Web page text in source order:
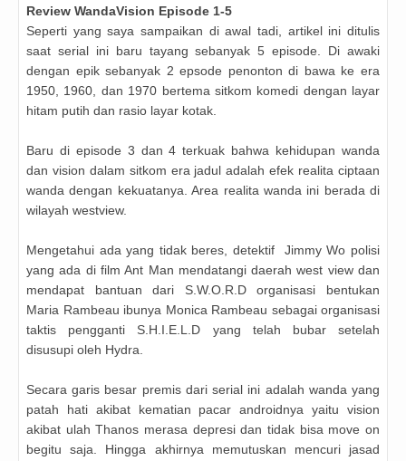
Review WandaVision Episode 1-5
Seperti yang saya sampaikan di awal tadi, artikel ini ditulis
saat serial ini baru tayang sebanyak 5 episode. Di awaki
dengan epik sebanyak 2 epsode penonton di bawa ke era
1950, 1960, dan 1970 bertema sitkom komedi dengan layar
hitam putih dan rasio layar kotak.
Baru di episode 3 dan 4 terkuak bahwa kehidupan wanda
dan vision dalam sitkom era jadul adalah efek realita ciptaan
wanda dengan kekuatanya. Area realita wanda ini berada di
wilayah westview.
Mengetahui ada yang tidak beres, detektif Jimmy Wo polisi
yang ada di film Ant Man mendatangi daerah west view dan
mendapat bantuan dari S.W.O.R.D organisasi bentukan
Maria Rambeau ibunya Monica Rambeau sebagai organisasi
taktis pengganti S.H.I.E.L.D yang telah bubar setelah
disusupi oleh Hydra.
Secara garis besar premis dari serial ini adalah wanda yang
patah hati akibat kematian pacar androidnya yaitu vision
akibat ulah Thanos merasa depresi dan tidak bisa move on
begitu saja. Hingga akhirnya memutuskan mencuri jasad